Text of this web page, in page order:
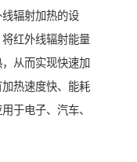
辐射加热的设
红外线辐射能量
从而实现快速加
热速度快、能耗
于电子、汽车、